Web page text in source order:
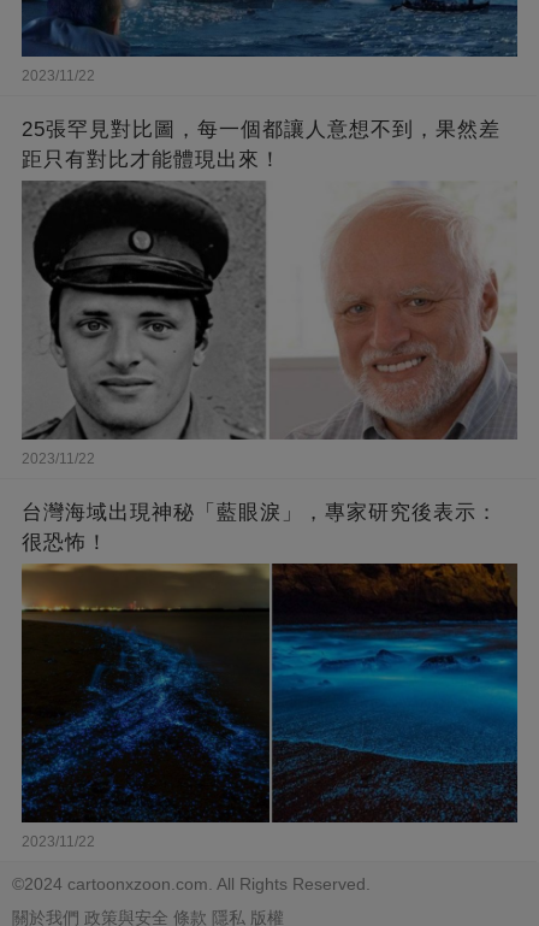
2023/11/22
25張罕見對比圖，每一個都讓人意想不到，果然差
距只有對比才能體現出來！
2023/11/22
台灣海域出現神秘「藍眼淚」，專家研究後表示：
很恐怖！
2023/11/22
©2024 cartoonxzoon.com. All Rights Reserved.
關於我們 政策與安全 條款 隱私 版權